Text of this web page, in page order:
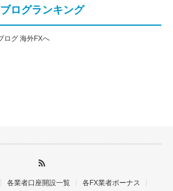
ブログランキング
各業者口座開設一覧
各FX業者ボーナス